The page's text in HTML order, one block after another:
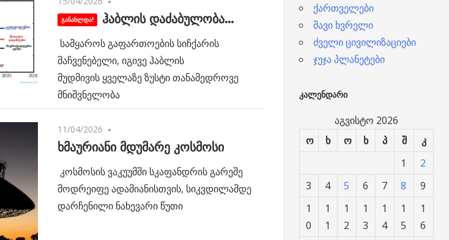
ჰაბლის დაძაბულობა…
სამყაროს გაფართოების სიჩქარის
მაჩვენებელი, იგივე ჰაბლის
მუდმივის ყველაზე ზუსტი თანამედროვე
მნიშვნელობა
11/04/2026
ხმაურიანი მდუმარე კოსმოსი
კოსმოსის ვაკუუმში სკაფანდრის გარეშე
მოდრეიფე ადამიანისთვის, სიკვდილამდე
დარჩენილი ნახევარი წუთი
ქართველები
შავი ხვრელი
ძველი ცივილიზაციები
ჯუჯა პლანეტები
ᲙᲐᲚᲔᲜᲓᲐᲠᲘ
აგვისტო 2026
ო
ხ ო ხ პ შ კ
1
2
3
4 5 6 7 8
9
1
0
1
1
1
2
1
3
1
4
1
5
1
6